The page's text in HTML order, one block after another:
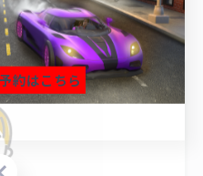
約はこちら
約はこちら
約はこちら